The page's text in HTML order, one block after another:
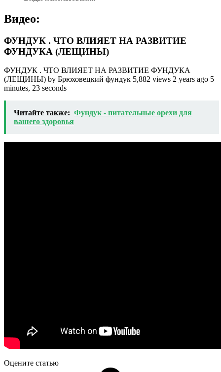
Видео:
ФУНДУК . ЧТО ВЛИЯЕТ НА РАЗВИТИЕ
ФУНДУКА (ЛЕЩИНЫ)
ФУНДУК . ЧТО ВЛИЯЕТ НА РАЗВИТИЕ ФУНДУКА
(ЛЕЩИНЫ) by Брюховецкий фундук 5,882 views 2 years ago 5
minutes, 23 seconds
Читайте также: Фундук - питательные орехи для
вашего здоровья
Оцените статью